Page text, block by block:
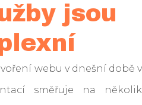
jsou
webu v dnešní době v
směřuje na několik